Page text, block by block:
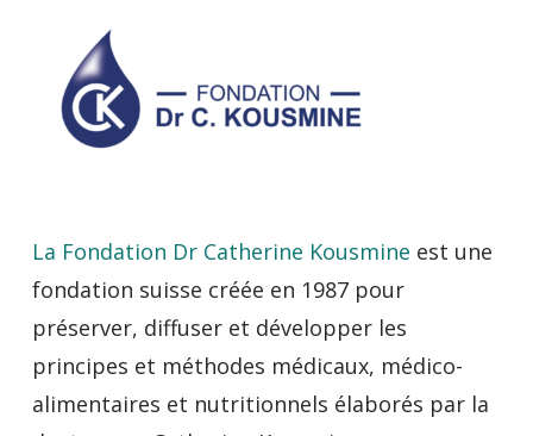
La Fondation Dr Catherine Kousmine est une
fondation suisse créée en 1987 pour
préserver, diffuser et développer les
principes et méthodes médicaux, médico-
alimentaires et nutritionnels élaborés par la